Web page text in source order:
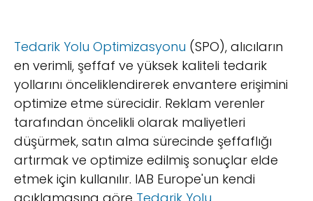
Tedarik Yolu Optimizasyonu (SPO), alıcıların
en verimli, şeffaf ve yüksek kaliteli tedarik
yollarını önceliklendirerek envantere erişimini
optimize etme sürecidir. Reklam verenler
tarafından öncelikli olarak maliyetleri
düşürmek, satın alma sürecinde şeffaflığı
artırmak ve optimize edilmiş sonuçlar elde
etmek için kullanılır. IAB Europe'un kendi